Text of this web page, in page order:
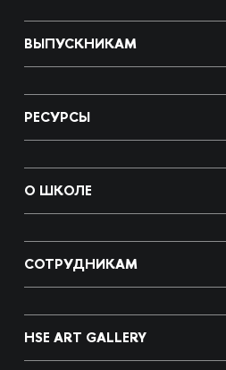
ВЫПУСКНИКАМ
РЕСУРСЫ
О ШКОЛЕ
СОТРУДНИКАМ
HSE ART GALLERY